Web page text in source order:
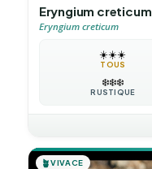
Eryngium creticum
Eryngium creticum
☀️☀️☀️
TOUS
❄️❄️❄️
RUSTIQUE
🪴VIVACE